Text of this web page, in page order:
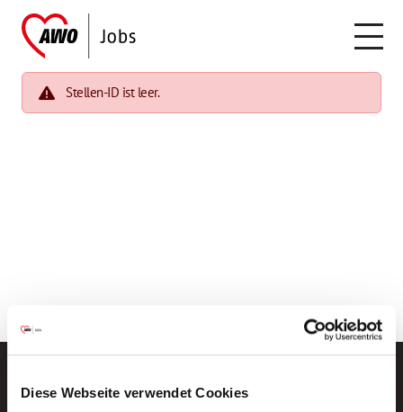
Diese Webseite verwendet Cookies
Stellen-ID ist leer.